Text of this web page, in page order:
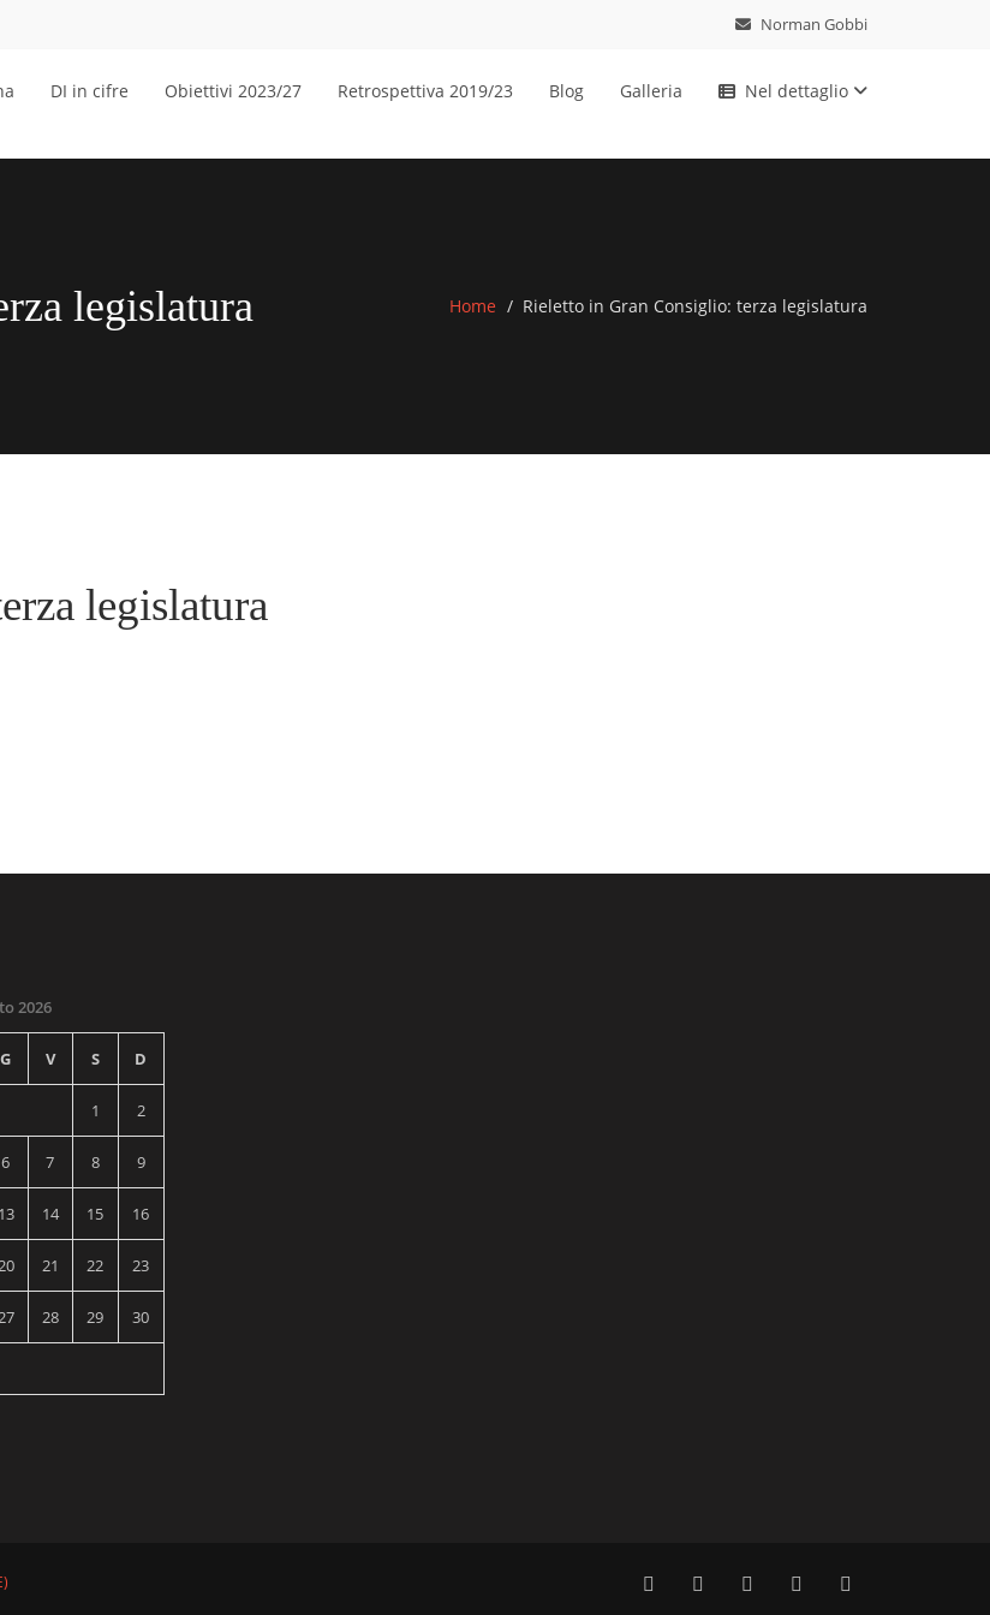
Norman Gobbi
DI in cifre Obiettivi 2023/27 Retrospettiva 2019/23 Blog Galleria Nel dettaglio
legislatura Home Rieletto in Gran Consiglio: terza legislatura
legislatura
2026
G V S D
1 2
6 7 8 9
13 14 15 16
21 22 23
28 29 30